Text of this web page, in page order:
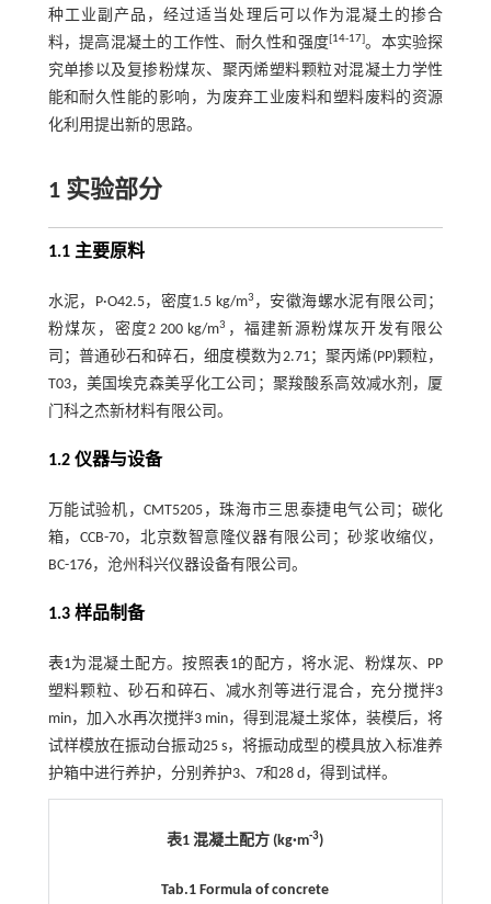
种工业副产品，经过适当处理后可以作为混凝土的掺合
料，提高混凝土的工作性、耐久性和强度[14-17]。本实验探
究单掺以及复掺粉煤灰、聚丙烯塑料颗粒对混凝土力学性
能和耐久性能的影响，为废弃工业废料和塑料废料的资源
化利用提出新的思路。
1 实验部分
1.1 主要原料
水泥，P·O42.5，密度1.5 kg/m3 ，安徽海螺水泥有限公司；
粉煤灰，密度2 200 kg/m3 ，福建新源粉煤灰开发有限公
司；普通砂石和碎石，细度模数为2.71；聚丙烯(PP)颗粒，
T03，美国埃克森美孚化工公司；聚羧酸系高效减水剂，厦
门科之杰新材料有限公司。
1.2 仪器与设备
万能试验机，CMT5205，珠海市三思泰捷电气公司；碳化
箱，CCB-70，北京数智意隆仪器有限公司；砂浆收缩仪，
BC-176，沧州科兴仪器设备有限公司。
1.3 样品制备
表1为混凝土配方。按照表1的配方，将水泥、粉煤灰、PP
塑料颗粒、砂石和碎石、减水剂等进行混合，充分搅拌3
min，加入水再次搅拌3 min，得到混凝土浆体，装模后，将
试样模放在振动台振动25 s，将振动成型的模具放入标准养
护箱中进行养护，分别养护3、7和28 d，得到试样。
表1 混凝土配方 (kg·m-3)
Tab.1 Formula of concrete